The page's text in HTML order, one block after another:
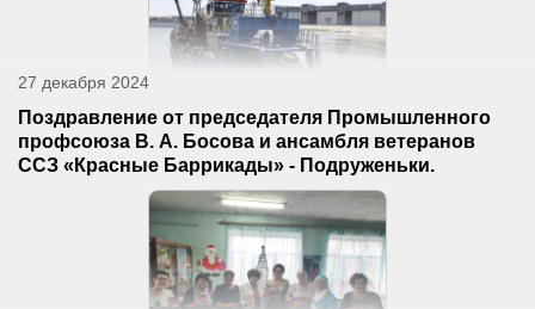
27 декабря 2024
Поздравление от председателя Промышленного
профсоюза В. А. Босова и ансамбля ветеранов
ССЗ «Красные Баррикады» - Подруженьки.